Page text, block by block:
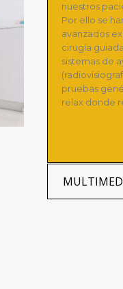
nuestros
Por ello se
avanzados
cirugía
sistemas de
pruebas
relax donde